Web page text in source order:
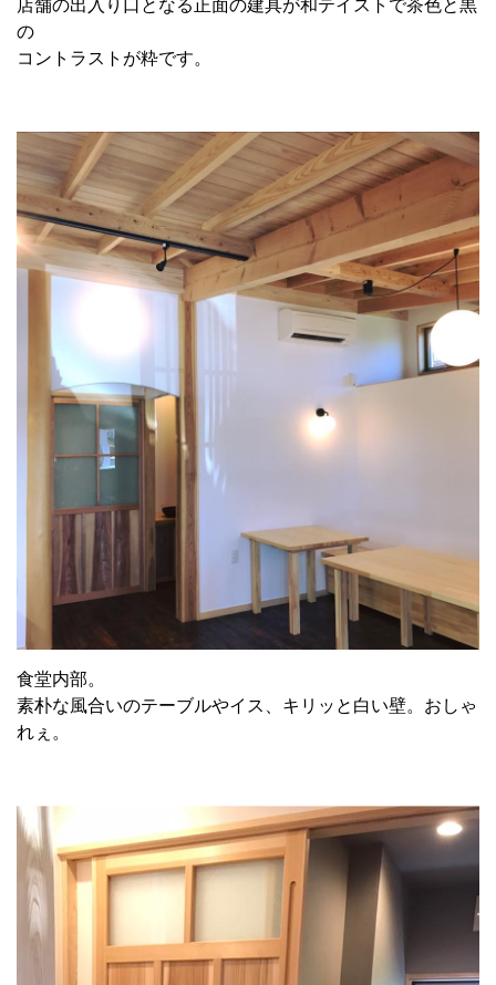
店舗の出入り口となる正面の建具が和テイストで茶色と黒
の
コントラストが粋です。
食堂内部。
素朴な風合いのテーブルやイス、キリッと白い壁。おしゃ
れぇ。